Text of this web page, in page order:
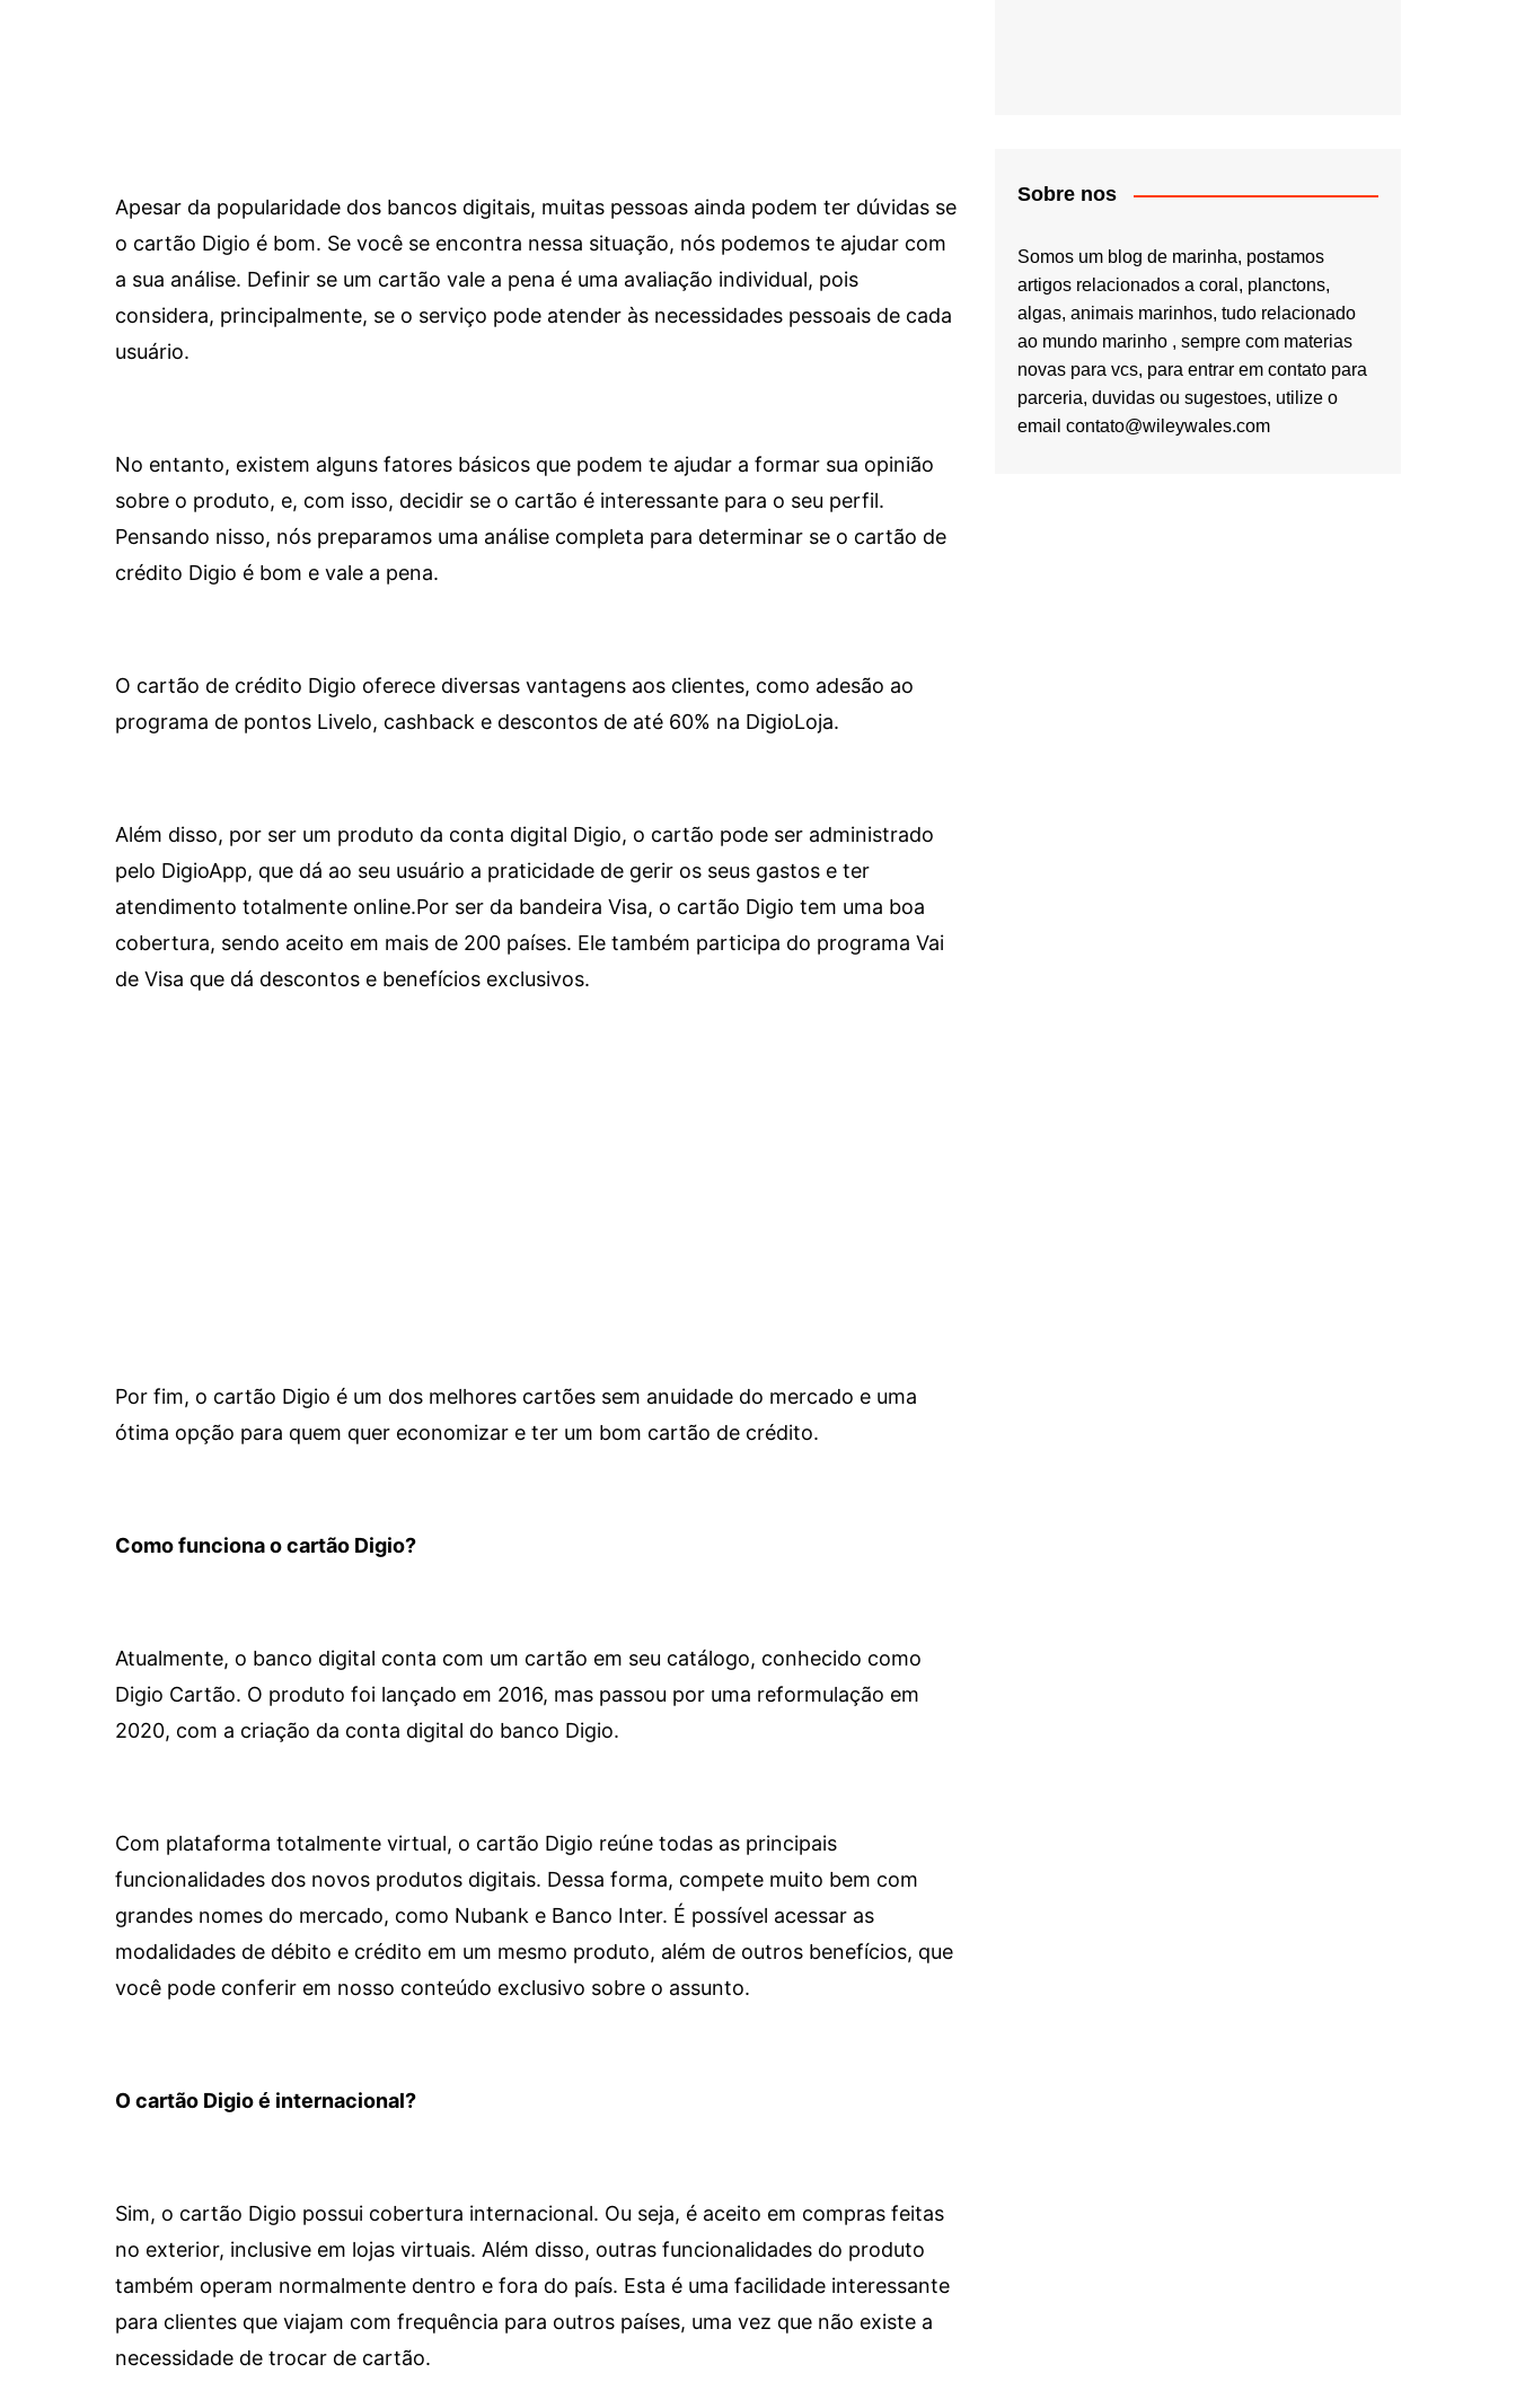
Apesar da popularidade dos bancos digitais, muitas pessoas ainda podem ter dúvidas se
o cartão Digio é bom. Se você se encontra nessa situação, nós podemos te ajudar com
a sua análise. Definir se um cartão vale a pena é uma avaliação individual, pois
considera, principalmente, se o serviço pode atender às necessidades pessoais de cada
usuário.
No entanto, existem alguns fatores básicos que podem te ajudar a formar sua opinião
sobre o produto, e, com isso, decidir se o cartão é interessante para o seu perfil.
Pensando nisso, nós preparamos uma análise completa para determinar se o cartão de
crédito Digio é bom e vale a pena.
O cartão de crédito Digio oferece diversas vantagens aos clientes, como adesão ao
programa de pontos Livelo, cashback e descontos de até 60% na DigioLoja.
Além disso, por ser um produto da conta digital Digio, o cartão pode ser administrado
pelo DigioApp, que dá ao seu usuário a praticidade de gerir os seus gastos e ter
atendimento totalmente online.Por ser da bandeira Visa, o cartão Digio tem uma boa
cobertura, sendo aceito em mais de 200 países. Ele também participa do programa Vai
de Visa que dá descontos e benefícios exclusivos.
Por fim, o cartão Digio é um dos melhores cartões sem anuidade do mercado e uma
ótima opção para quem quer economizar e ter um bom cartão de crédito.
Como funciona o cartão Digio?
Atualmente, o banco digital conta com um cartão em seu catálogo, conhecido como
Digio Cartão. O produto foi lançado em 2016, mas passou por uma reformulação em
2020, com a criação da conta digital do banco Digio.
Com plataforma totalmente virtual, o cartão Digio reúne todas as principais
funcionalidades dos novos produtos digitais. Dessa forma, compete muito bem com
grandes nomes do mercado, como Nubank e Banco Inter. É possível acessar as
modalidades de débito e crédito em um mesmo produto, além de outros benefícios, que
você pode conferir em nosso conteúdo exclusivo sobre o assunto.
O cartão Digio é internacional?
Sim, o cartão Digio possui cobertura internacional. Ou seja, é aceito em compras feitas
no exterior, inclusive em lojas virtuais. Além disso, outras funcionalidades do produto
também operam normalmente dentro e fora do país. Esta é uma facilidade interessante
para clientes que viajam com frequência para outros países, uma vez que não existe a
necessidade de trocar de cartão.
Sobre nos
Somos um blog de marinha, postamos
artigos relacionados a coral, planctons,
algas, animais marinhos, tudo relacionado
ao mundo marinho , sempre com materias
novas para vcs, para entrar em contato para
parceria, duvidas ou sugestoes, utilize o
email contato@wileywales.com